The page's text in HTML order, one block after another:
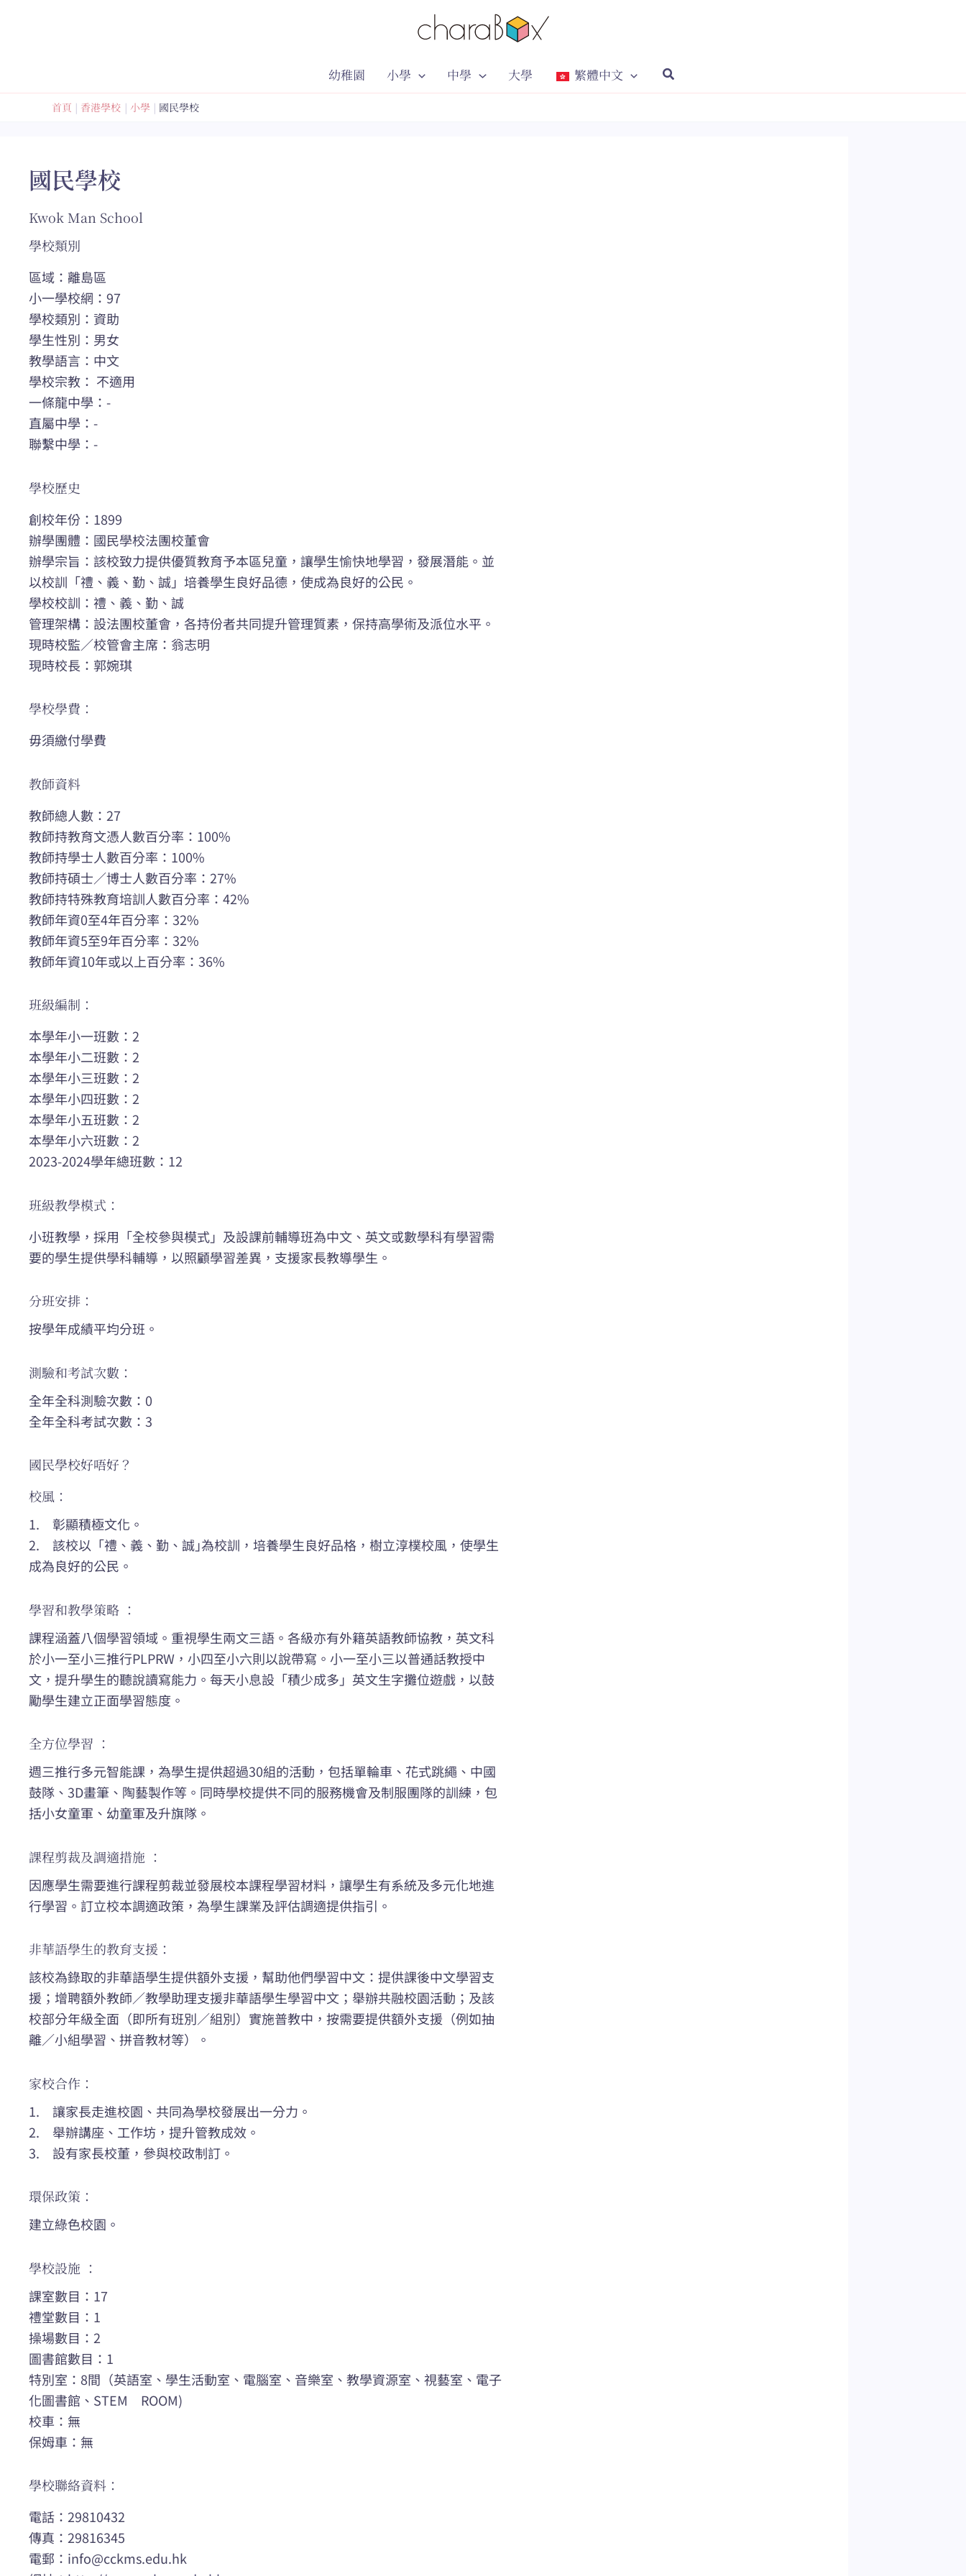
幼稚園 小學 中學 大學 繁體中文
首頁 香港學校 小學 國民學校
國民學校
Kwok Man School
學校類別
區域：離島區
小一學校網：97
學校類別：資助
學生性別：男女
教學語言：中文
學校宗教： 不適用
一條龍中學：-
直屬中學：-
聯繫中學：-
學校歷史
創校年份：1899
辦學團體：國民學校法團校董會
辦學宗旨：該校致力提供優質教育予本區兒童，讓學生愉快地學習，發展潛能。並
以校訓「禮、義、勤、誠」培養學生良好品德，使成為良好的公民。
學校校訓：禮、義、勤、誠
管理架構：設法團校董會，各持份者共同提升管理質素，保持高學術及派位水平。
現時校監／校管會主席：翁志明
現時校長：郭婉琪
學校學費：
毋須繳付學費
教師資料
教師總人數：27
教師持教育文憑人數百分率：100%
教師持學士人數百分率：100%
教師持碩士／博士人數百分率：27%
教師持特殊教育培訓人數百分率：42%
教師年資0至4年百分率：32%
教師年資5至9年百分率：32%
教師年資10年或以上百分率：36%
班級編制：
本學年小一班數：2
本學年小二班數：2
本學年小三班數：2
本學年小四班數：2
本學年小五班數：2
本學年小六班數：2
2023-2024學年總班數：12
班級教學模式：
小班教學，採用「全校參與模式」及設課前輔導班為中文、英文或數學科有學習需
要的學生提供學科輔導，以照顧學習差異，支援家長教導學生。
分班安排：
按學年成績平均分班。
測驗和考試次數：
全年全科測驗次數：0
全年全科考試次數：3
國民學校好唔好？
校風：
1. 彰顯積極文化。
2. 該校以「禮、義、勤、誠｣為校訓，培養學生良好品格，樹立淳樸校風，使學生
成為良好的公民。
學習和教學策略 ：
課程涵蓋八個學習領域。重視學生兩文三語。各級亦有外籍英語教師協教，英文科
於小一至小三推行PLPRW，小四至小六則以說帶寫。小一至小三以普通話教授中
文，提升學生的聽說讀寫能力。每天小息設「積少成多」英文生字攤位遊戲，以鼓
勵學生建立正面學習態度。
全方位學習 ：
週三推行多元智能課，為學生提供超過30組的活動，包括單輪車、花式跳繩、中國
鼓隊、3D畫筆、陶藝製作等。同時學校提供不同的服務機會及制服團隊的訓練，包
括小女童軍、幼童軍及升旗隊。
課程剪裁及調適措施 ：
因應學生需要進行課程剪裁並發展校本課程學習材料，讓學生有系統及多元化地進
行學習。訂立校本調適政策，為學生課業及評估調適提供指引。
非華語學生的教育支援：
該校為錄取的非華語學生提供額外支援，幫助他們學習中文：提供課後中文學習支
援；增聘額外教師／教學助理支援非華語學生學習中文；舉辦共融校園活動；及該
校部分年級全面（即所有班別／組別）實施普教中，按需要提供額外支援（例如抽
離／小組學習、拼音教材等）。
家校合作：
1. 讓家長走進校園、共同為學校發展出一分力。
2. 舉辦講座、工作坊，提升管教成效。
3. 設有家長校董，參與校政制訂。
環保政策：
建立綠色校園。
學校設施 ：
課室數目：17
禮堂數目：1
操場數目：2
圖書館數目：1
特別室：8間（英語室、學生活動室、電腦室、音樂室、教學資源室、視藝室、電子
化圖書館、STEM ROOM)
校車：無
保姆車：無
學校聯絡資料：
電話：29810432
傳真：29816345
電郵： info@cckms.edu.hk